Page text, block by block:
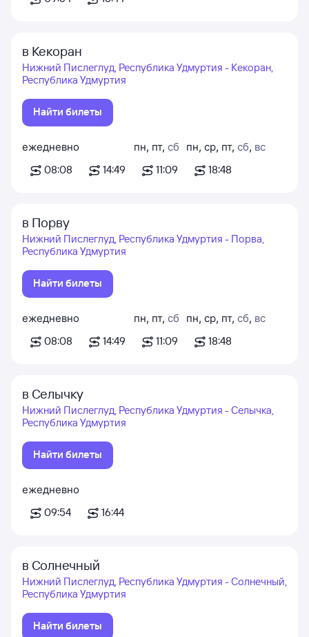
в Кекоран
Нижний Пислеглуд, Республика Удмуртия - Кекоран,
Республика Удмуртия
Найти билеты
ежедневно
08:08
14:49
пн, пт, сб
11:09
пн, ср, пт, сб, вс
18:48
в Порву
Нижний Пислеглуд, Республика Удмуртия - Порва,
Республика Удмуртия
Найти билеты
ежедневно
08:08
14:49
пн, пт, сб
11:09
пн, ср, пт, сб, вс
18:48
в Селычку
Нижний Пислеглуд, Республика Удмуртия - Селычка,
Республика Удмуртия
Найти билеты
ежедневно
09:54
16:44
в Солнечный
Нижний Пислеглуд, Республика Удмуртия - Солнечный,
Республика Удмуртия
Найти билеты